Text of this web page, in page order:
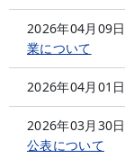
2026年04月09日
業について
2026年04月01日
2026年03月30日
公表について